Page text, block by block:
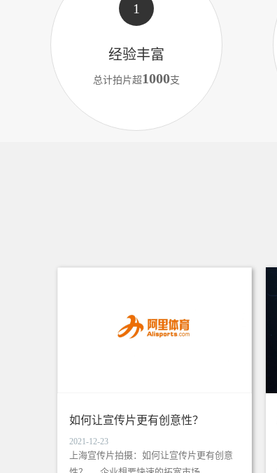
1
经验丰富
总计拍片超1000支
如何让宣传片更有创意性？
2021-12-23
上海宣传片拍摄：如何让宣传片更有创意